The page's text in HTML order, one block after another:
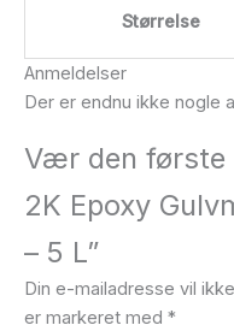
Størrelse
Anmeldelser
Der er endnu ikke nogle
Vær den første
2K Epoxy
– 5 L”
Din e-mailadresse vil
er markeret med *